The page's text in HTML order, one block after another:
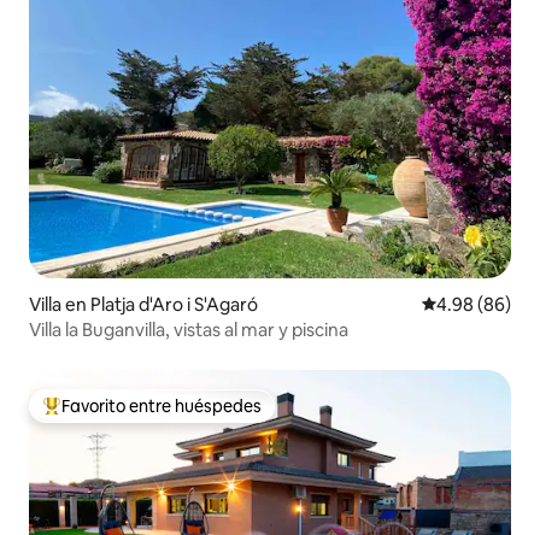
Villa en Platja d'Aro i S'Agaró Calificación
4.98 (86)
Villa la Buganvilla, vistas al mar y piscina
Favorito entre huéspedes preferido
Favorito entre huéspedes